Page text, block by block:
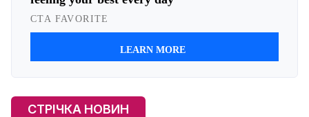
СТРІЧКА НОВИН